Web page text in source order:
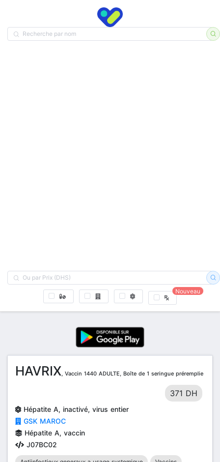
Nouveau
HAVRIX, Vaccin 1440 ADULTE, Boîte de 1 seringue préremplie
371 DH
Hépatite A, inactivé, virus entier
GSK MAROC
Hépatite A, vaccin
J07BC02